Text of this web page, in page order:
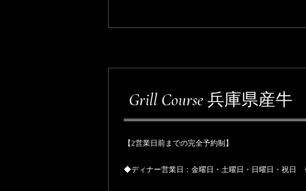
Grill Course 兵庫県産牛
【2営業日前までの完全予約制】
◆ディナー営業日：金曜日・土曜日・日曜日・祝日